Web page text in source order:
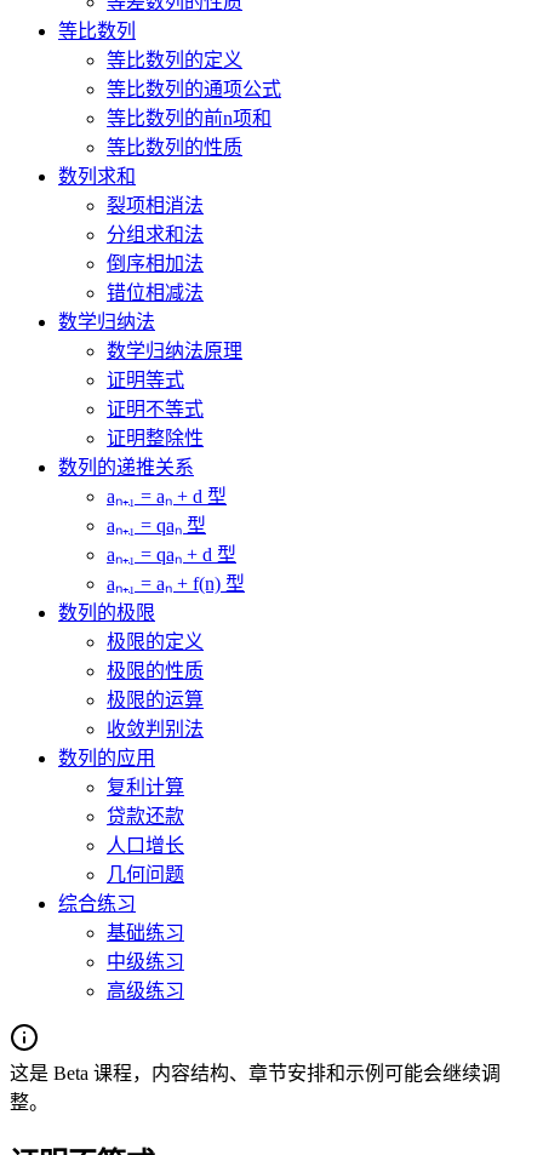
等比数列
等比数列的定义
等比数列的通项公式
等比数列的前n项和
等比数列的性质
数列求和
裂项相消法
分组求和法
倒序相加法
错位相减法
数学归纳法
数学归纳法原理
证明等式
证明不等式
证明整除性
数列的递推关系
aₙ₊₁ = aₙ + d 型
aₙ₊₁ = qaₙ 型
aₙ₊₁ = qaₙ + d 型
aₙ₊₁ = aₙ + f(n) 型
数列的极限
极限的定义
极限的性质
极限的运算
收敛判别法
数列的应用
复利计算
贷款还款
人口增长
几何问题
综合练习
基础练习
中级练习
高级练习
这是 Beta 课程，内容结构、章节安排和示例可能会继续调
整。